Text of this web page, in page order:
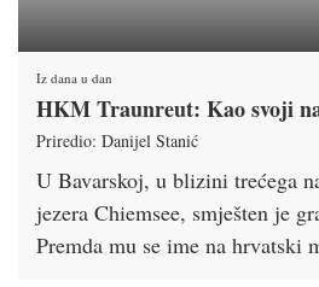
Iz dana u dan
HKM Traunreut: Kao svoji
Priredio: Danijel Stanić
U Bavarskoj, u blizini trećega
jezera Chiemsee, smješten je
Premda mu se ime na hrvatski